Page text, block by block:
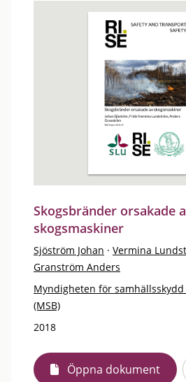
Skogsbränder orsakade
skogsmaskiner
Sjöström Johan · Vermina
Granström Anders
Myndigheten för
(MSB)
2018
Öppna dokument